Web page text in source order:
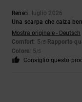
Rene5. luglio 2026
Una scarpa che calza
Mostra originale - Deutsch
Comfort: 5/5 Rapporto
Colore: 5/5
Consiglio questo